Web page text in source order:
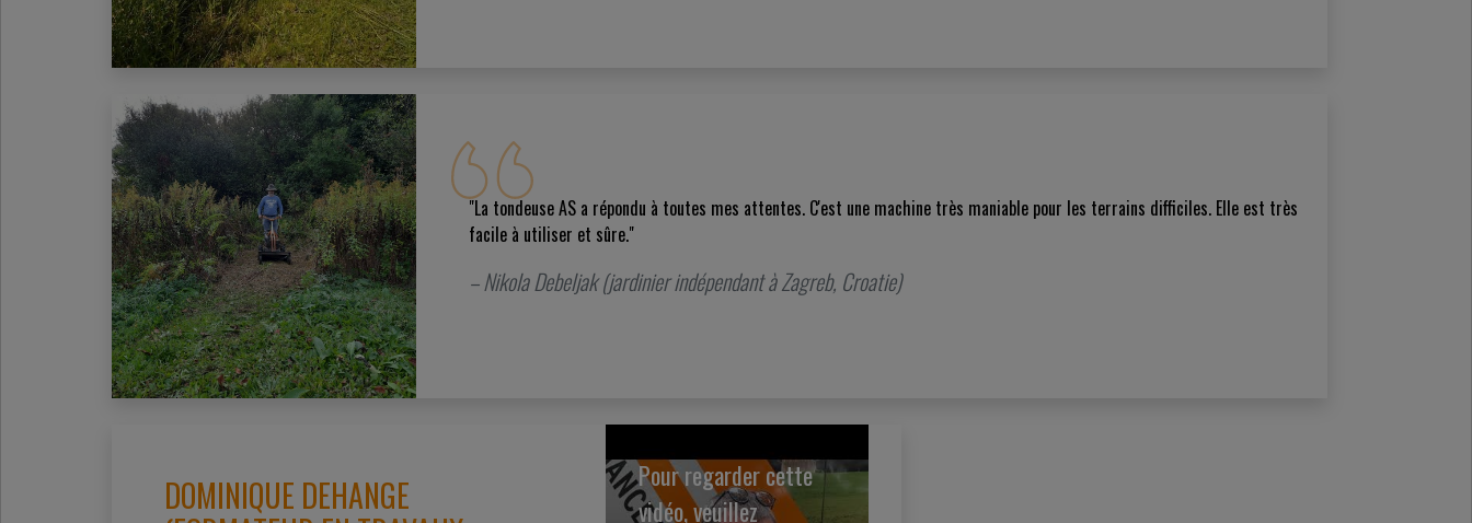
"La tondeuse AS a répondu à toutes mes attentes. C'est une machine très maniable pour les terrains difficiles. Elle est très
facile à utiliser et sûre."
– Nikola Debeljak (jardinier indépendant à Zagreb, Croatie)
Pour regarder cette
vidéo, veuillez
DOMINIQUE DEHANGE